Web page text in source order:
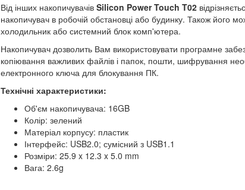
Від інших накопичувачів Silicon Power Touch T02
накопичувач в робочій обстановці або будинку. Також його
холодильник або системний блок комп'ютера.
Накопичувач дозволить Вам використовувати програмне
копіювання важливих файлів і папок, пошти, шифрування
електронного ключа для блокування ПК.
Технічні характеристики:
Об'єм накопичувача: 16GB
Колір: зелений
Матеріал корпусу: пластик
Інтерфейс: USB2.0; сумісний з USB1.1
Розміри: 25.9 x 12.3 x 5.0 mm
Вага: 2.6g